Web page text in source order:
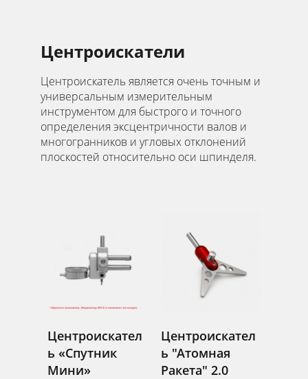
Центроискатели
Центроискатель является очень точным и
универсальным измерительным
инструментом для быстрого и точного
определения эксцентричности валов и
многогранников и угловых отклонений
плоскостей относительно оси шпинделя.
Центроискател
ь «Спутник
Мини»
Центроискател
ь "Атомная
Ракета" 2.0